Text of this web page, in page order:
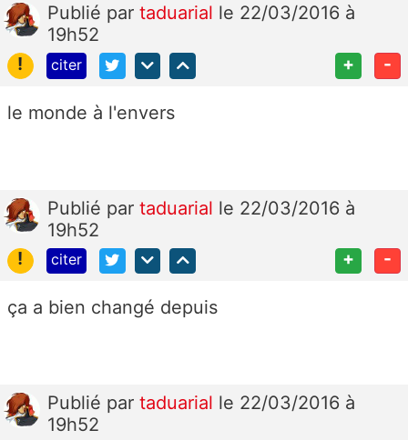
Publié par taduarial le 22/03/2016 à
19h52
!
citer + -
le monde à l'envers
Publié par taduarial le 22/03/2016 à
19h52
!
citer + -
ça a bien changé depuis
Publié par taduarial le 22/03/2016 à
19h52